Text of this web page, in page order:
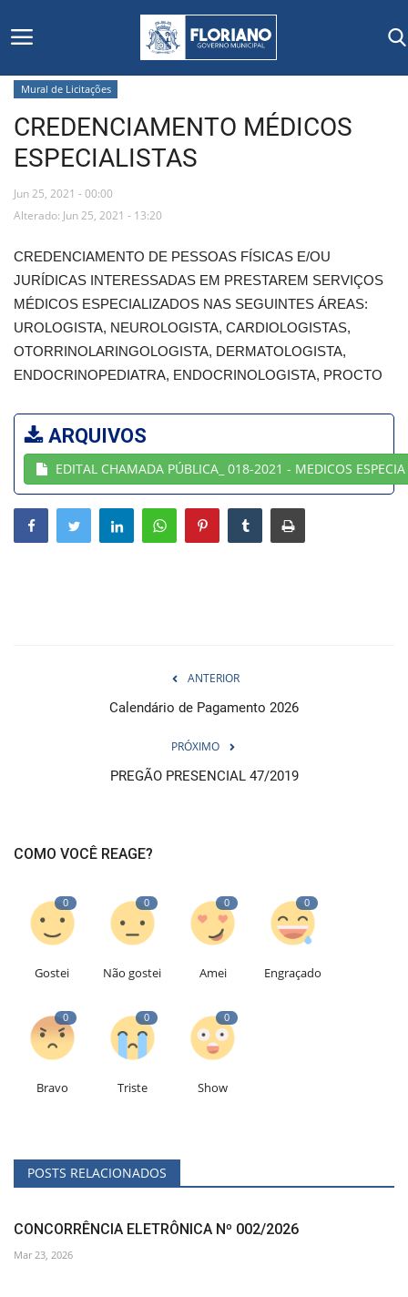
Início
Editais
Floriano
Secretarias e Órgãos
Mural de Licitações
Notícias
Webmail
Contato
Mural de Licitações
CREDENCIAMENTO MÉDICOS
ESPECIALISTAS
Jun 25, 2021 - 00:00
Alterado: Jun 25, 2021 - 13:20
CREDENCIAMENTO DE PESSOAS FÍSICAS E/OU
JURÍDICAS INTERESSADAS EM PRESTAREM SERVIÇOS
MÉDICOS ESPECIALIZADOS NAS SEGUINTES ÁREAS:
UROLOGISTA, NEUROLOGISTA, CARDIOLOGISTAS,
OTORRINOLARINGOLOGISTA, DERMATOLOGISTA,
ENDOCRINOPEDIATRA, ENDOCRINOLOGISTA, PROCTO
ARQUIVOS
EDITAL CHAMADA PÚBLICA_ 018-2021 - MEDICOS ESPECIA
ANTERIOR
Calendário de Pagamento 2026
PRÓXIMO
PREGÃO PRESENCIAL 47/2019
COMO VOCÊ REAGE?
0
Gostei
0
Não gostei
0
Amei
0
Engraçado
0
Bravo
0
Triste
0
Show
POSTS RELACIONADOS
CONCORRÊNCIA ELETRÔNICA Nº 002/2026
Mar 23, 2026